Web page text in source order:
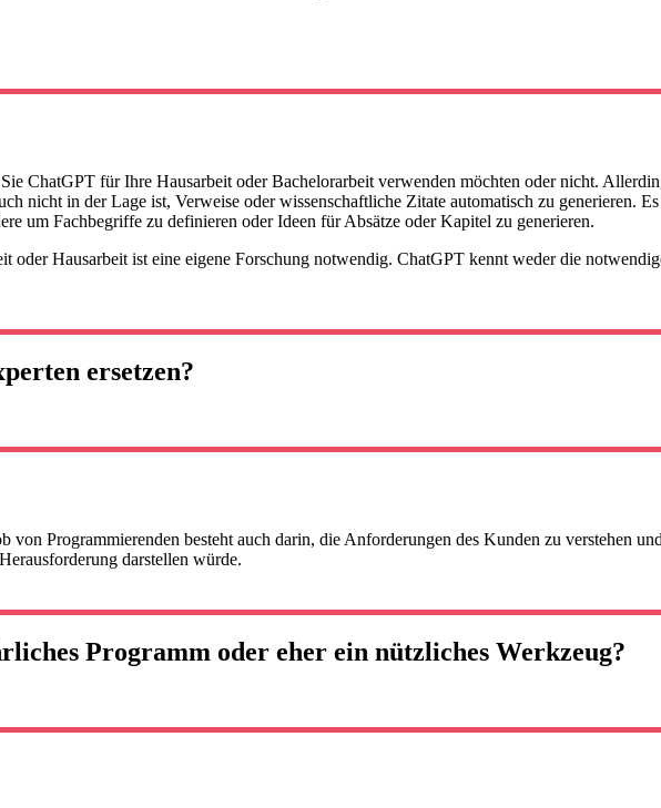
ChatGPT für Ihre Hausarbeit oder Bachelorarbeit verwenden möchten oder nicht.
nicht in der Lage ist, Verweise oder wissenschaftliche Zitate automatisch zu generieren.
um Fachbegriffe zu definieren oder Ideen für Absätze oder Kapitel zu generieren.
oder Hausarbeit ist eine eigene Forschung notwendig. ChatGPT kennt weder die
ersetzen?
von Programmierenden besteht auch darin, die Anforderungen des Kunden zu verstehen
darstellen würde.
Programm oder eher ein nützliches Werkzeug?